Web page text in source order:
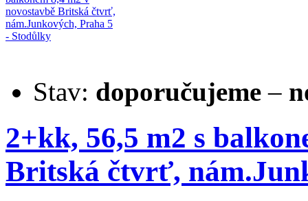
Stav: doporučujeme –
2+kk, 56,5 m2 s
Britská čtvrť,